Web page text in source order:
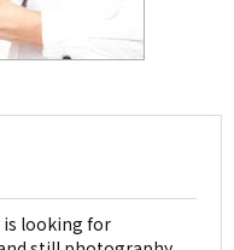
is looking for